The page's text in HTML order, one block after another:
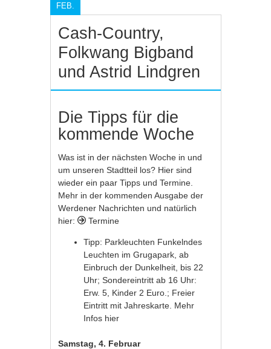
FEB.
Cash-Country,
Folkwang Bigband
und Astrid Lindgren
Die Tipps für die
kommende Woche
Was ist in der nächsten Woche in und
um unseren Stadtteil los? Hier sind
wieder ein paar Tipps und Termine.
Mehr in der kommenden Ausgabe der
Werdener Nachrichten und natürlich
hier:
Termine
Tipp: Parkleuchten Funkelndes
Leuchten im Grugapark, ab
Einbruch der Dunkelheit, bis 22
Uhr; Sondereintritt ab 16 Uhr:
Erw. 5, Kinder 2 Euro.; Freier
Eintritt mit Jahreskarte. Mehr
Infos hier
Samstag, 4. Februar